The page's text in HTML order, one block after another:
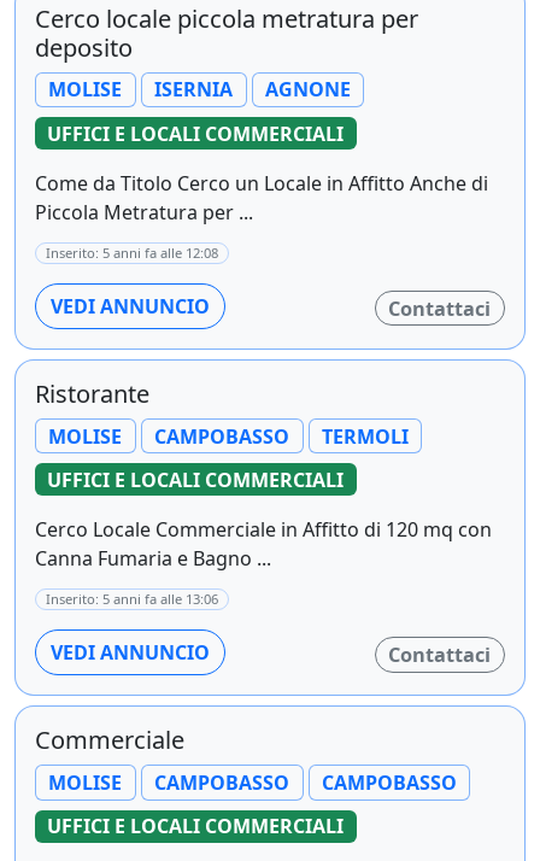
Cerco locale piccola metratura per
deposito
MOLISE ISERNIA
AGNONE
UFFICI E LOCALI COMMERCIALI
Come da Titolo Cerco un Locale in Affitto Anche di
Piccola Metratura per ...
Inserito: 5 anni fa alle 12:08
VEDI ANNUNCIO Contattaci
Ristorante
MOLISE CAMPOBASSO
TERMOLI
UFFICI E LOCALI COMMERCIALI
Cerco Locale Commerciale in Affitto di 120 mq con
Canna Fumaria e Bagno ...
Inserito: 5 anni fa alle 13:06
VEDI ANNUNCIO Contattaci
Commerciale
MOLISE CAMPOBASSO
CAMPOBASSO
UFFICI E LOCALI COMMERCIALI